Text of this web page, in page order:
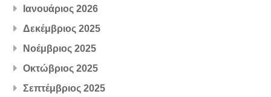
Ιανουάριος 2026
Δεκέμβριος 2025
Νοέμβριος 2025
Οκτώβριος 2025
Σεπτέμβριος 2025